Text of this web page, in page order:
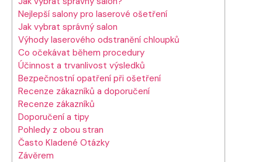
Nejlepší salony pro laserové ošetření
Jak vybrat správný salon
Výhody laserového odstranění chloupků
Co očekávat během procedury
Účinnost a trvanlivost výsledků
Bezpečnostní opatření při ošetření
Recenze zákazníků a doporučení
Recenze zákazníků
Doporučení a tipy
Pohledy z obou stran
Často Kladené Otázky
Závěrem